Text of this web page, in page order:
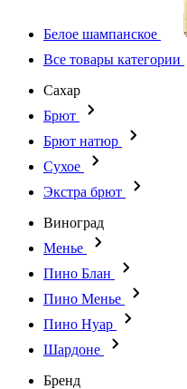
Белое шампанское
Все товары категории
Сахар
Брют
Брют натюр
Сухое
Экстра брют
Виноград
Менье
Пино Блан
Пино Менье
Пино Нуар
Шардоне
Бренд